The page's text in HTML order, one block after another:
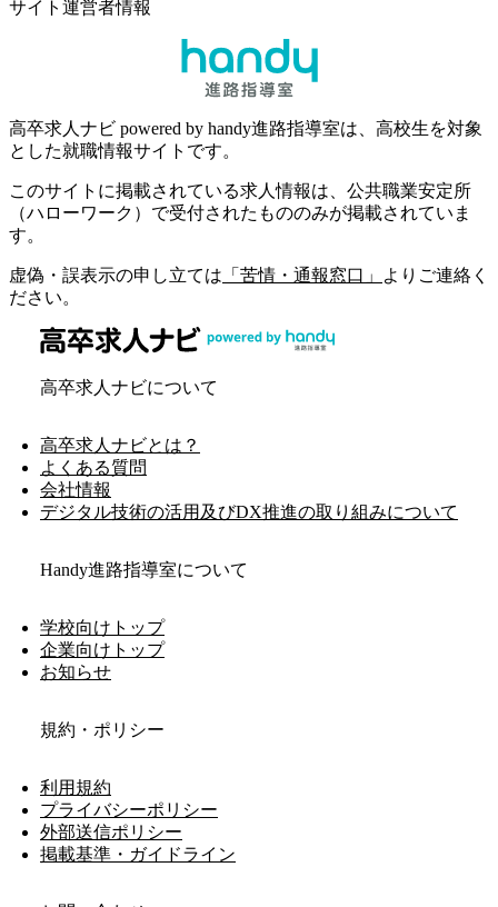
サイト運営者情報
高卒求人ナビ powered by handy進路指導室は、高校生を対象
とした就職情報サイトです。
このサイトに掲載されている求人情報は、公共職業安定所
（ハローワーク）で受付されたもののみが掲載されていま
す。
虚偽・誤表示の申し立ては 「苦情・通報窓口」
よりご連絡く
ださい。
高卒求人ナビについて
高卒求人ナビとは？
よくある質問
会社情報
デジタル技術の活用及びDX推進の取り組みについて
Handy進路指導室について
学校向けトップ
企業向けトップ
お知らせ
規約・ポリシー
利用規約
プライバシーポリシー
外部送信ポリシー
掲載基準・ガイドライン